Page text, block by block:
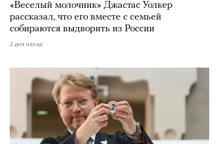
«Веселый молочник» Джастас Уолкер
рассказал, что его вместе с семьей
собираются выдворить из России
2 дня назад